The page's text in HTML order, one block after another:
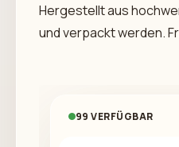
Hergestellt aus
und verpackt werden.
99 VERFÜGBAR